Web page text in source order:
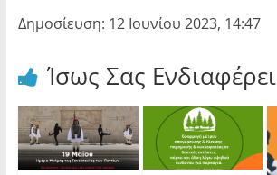
Δημοσίευση: 12 Ιουνίου 2023, 14:47
Ίσως Σας Ενδιαφέρει